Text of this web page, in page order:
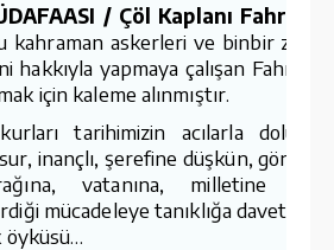
/ Çöl Kaplanı
kahraman askerleri ve binbir
hakkıyla yapmaya çalışan
için kaleme alınmıştır.
tarihimizin acılarla dolu
inançlı, şerefine düşkün,
vatanına, milletine
mücadeleye tanıklığa davet
öyküsü…